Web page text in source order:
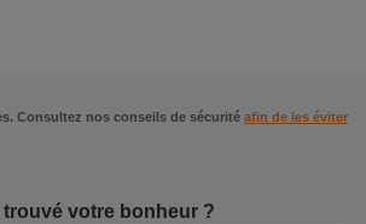
Consultez nos conseils de sécurité afin de les éviter
votre bonheur ?